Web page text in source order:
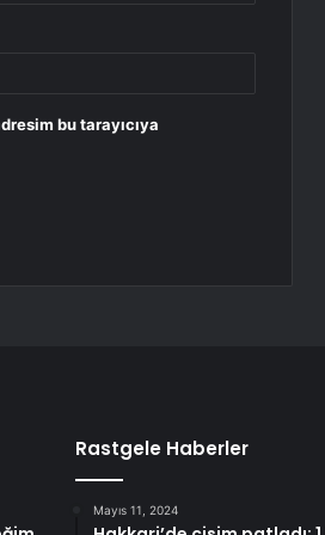
bu tarayıcıya
Rastgele Haberler
Mayıs 11, 2024